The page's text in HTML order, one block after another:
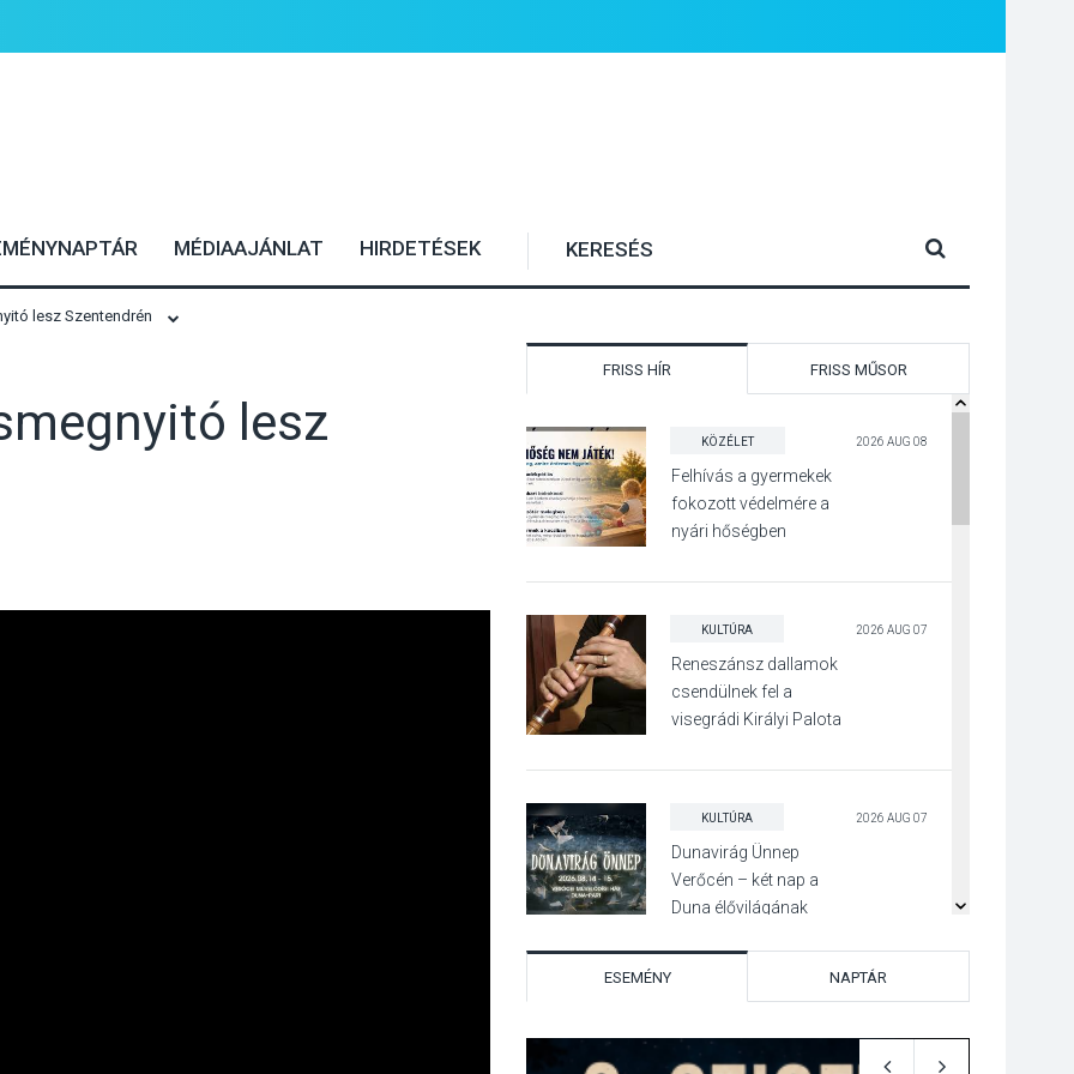
MÉDIAAJÁNLAT HIRDETÉSEK
lesz Szentendrén
lesz
FRISS HÍR FRISS MŰSOR
KÖZÉLET 2026 AUG 08
Felhívás a gyermekek
fokozott védelmére a
nyári hőségben
KULTÚRA 2026 AUG 07
Reneszánsz dallamok
csendülnek fel a
visegrádi Királyi Palota
KULTÚRA 2026 AUG 07
Dunavirág Ünnep
Verőcén – két nap a
Duna élővilágának
TERMÉSZETI KÖRNYEZET
A napokban is nő a
talajközeli
ESEMÉNY NAPTÁR